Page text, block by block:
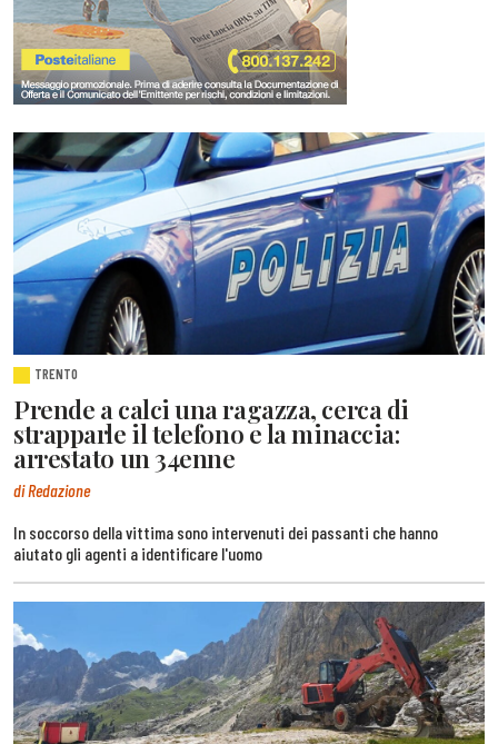
TRENTO
Prende a calci una ragazza, cerca di
strapparle il telefono e la minaccia:
arrestato un 34enne
di Redazione
In soccorso della vittima sono intervenuti dei passanti che hanno
aiutato gli agenti a identificare l'uomo